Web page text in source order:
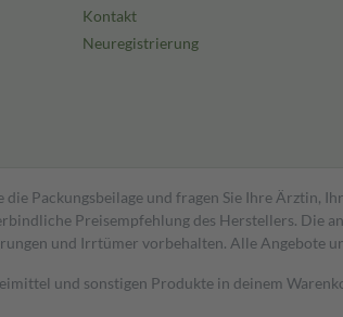
Kontakt
Neuregistrierung
die Packungsbeilage und fragen Sie Ihre
Preisempfehlung des Herstellers. Die
und Irrtümer vorbehalten. Alle Angebote
und sonstigen Produkte in deinem